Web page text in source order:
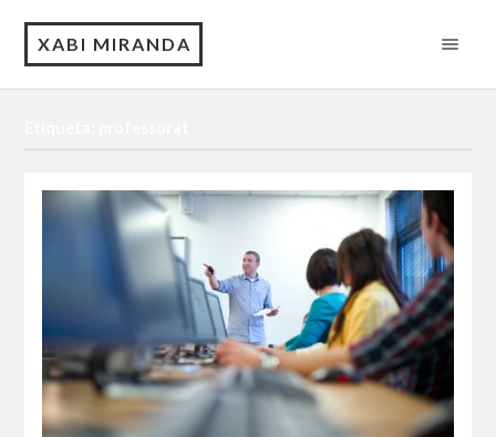
XABI MIRANDA